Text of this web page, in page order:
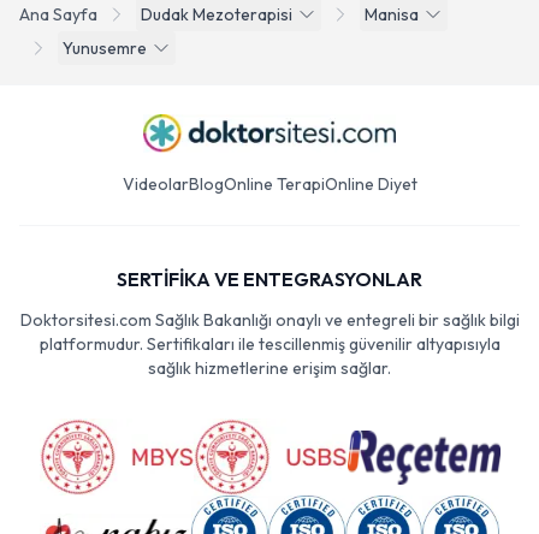
Ana Sayfa Dudak Mezoterapisi
Manisa
Yunusemre
VideolarBlogOnline TerapiOnline Diyet
SERTİFİKA VE ENTEGRASYONLAR
Doktorsitesi.com Sağlık Bakanlığı onaylı ve entegreli bir sağlık bilgi
platformudur. Sertifikaları ile tescillenmiş güvenilir altyapısıyla
sağlık hizmetlerine erişim sağlar.